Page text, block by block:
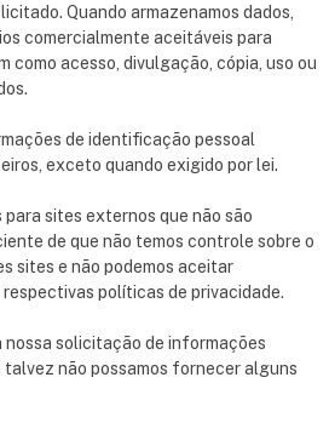
Quando armazenamos dados,
comercialmente aceitáveis para
como acesso, divulgação, cópia, uso ou
de identificação pessoal
exceto quando exigido por lei.
sites externos que não são
de que não temos controle sobre o
sites e não podemos aceitar
políticas de privacidade.
nossa solicitação de informações
talvez não possamos fornecer alguns